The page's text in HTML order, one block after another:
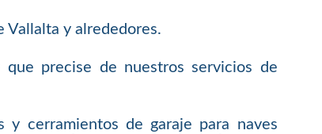
Vallalta y alrededores.
precise de nuestros servicios de
y cerramientos de garaje para naves